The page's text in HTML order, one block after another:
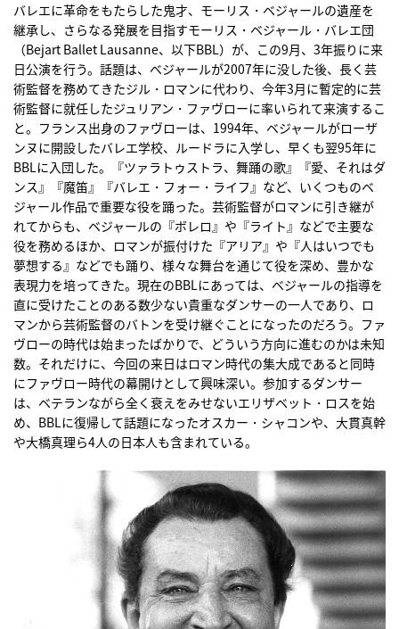
バレエに革命をもたらした鬼才、モーリス・ベジャールの遺産を
継承し、さらなる発展を目指すモーリス・ベジャール・バレエ団
（Bejart Ballet Lausanne、以下BBL）が、この9月、3年振りに来
日公演を行う。話題は、ベジャールが2007年に没した後、長く芸
術監督を務めてきたジル・ロマンに代わり、今年3月に暫定的に芸
術監督に就任したジュリアン・ファヴローに率いられて来演するこ
と。フランス出身のファヴローは、1994年、ベジャールがローザ
ンヌに開設したバレエ学校、ルードラに入学し、早くも翌95年に
BBLに入団した。『ツァラトゥストラ、舞踊の歌』『愛、それはダ
ンス』『魔笛』『バレエ・フォー・ライフ』など、いくつものベ
ジャール作品で重要な役を踊った。芸術監督がロマンに引き継が
れてからも、ベジャールの『ボレロ』や『ライト』などで主要な
役を務めるほか、ロマンが振付けた『アリア』や『人はいつでも
夢想する』などでも踊り、様々な舞台を通じて役を深め、豊かな
表現力を培ってきた。現在のBBLにあっては、ベジャールの指導を
直に受けたことのある数少ない貴重なダンサーの一人であり、ロ
マンから芸術監督のバトンを受け継ぐことになったのだろう。ファ
ヴローの時代は始まったばかりで、どういう方向に進むのかは未知
数。それだけに、今回の来日はロマン時代の集大成であると同時
にファヴロー時代の幕開けとして興味深い。参加するダンサー
は、ベテランながら全く衰えをみせないエリザベット・ロスを始
め、BBLに復帰して話題になったオスカー・シャコンや、大貫真幹
や大橋真理ら4人の日本人も含まれている。